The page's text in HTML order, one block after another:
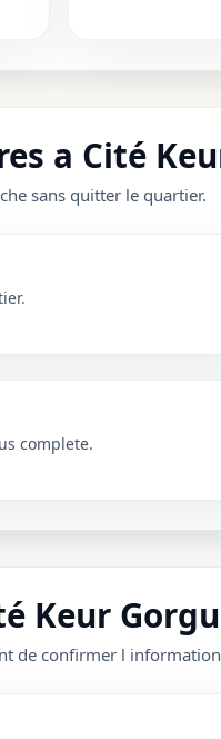
a Cité
sans quitter le quartier.
complete.
Keur
de confirmer l